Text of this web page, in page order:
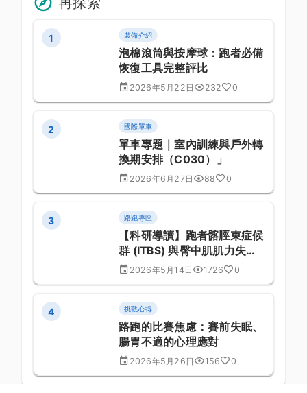
1 裝備介紹
泡棉滾筒與按摩球：跑者必備
恢復工具完整評比
2026年5月22日 232 0
2 國際單車
單車專題｜室內訓練與戶外轉
換期安排（C030）」
2026年6月27日 88 0
3 路跑專區
【科研導讀】跑者髂脛束症候
群 (ITBS) 與臀中肌肌力失衡
的立體力學相關性研究：生物
2026年5月14日 1726 0
4 挑戰心得
路跑的比賽焦慮：賽前失眠、
腸胃不適的心理應對
2026年5月26日 156 0